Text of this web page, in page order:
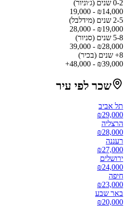
0-2 שנים (ג׳וניור)
₪14,000 - 19,000
2-5 שנים (מידלבל)
₪19,000 - 28,000
5-8 שנים (סניור)
₪28,000 - 39,000
8+ שנים (בכיר)
₪39,000 - 48,000+
שכר לפי עיר
תל אביב
₪29,000
הרצליה
₪28,000
רעננה
₪27,000
ירושלים
₪24,000
חיפה
₪23,000
באר שבע
₪20,000